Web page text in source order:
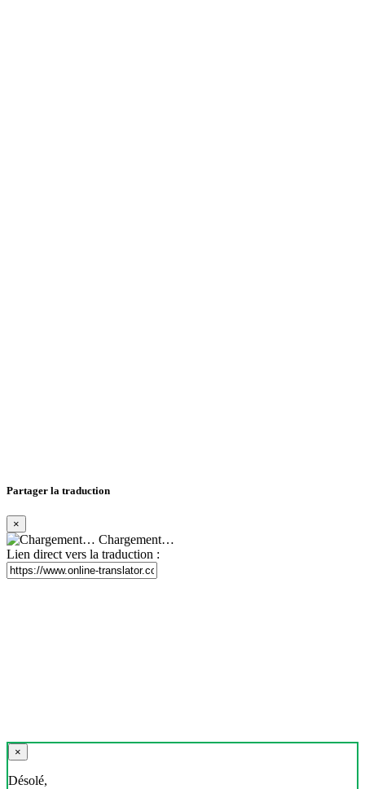
Partager la traduction
×
Chargement…
Lien direct vers la traduction :
×
Désolé,